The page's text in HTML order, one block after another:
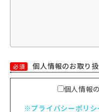
必須 個人情報のお取り
個人情報
※プライバシーポリ